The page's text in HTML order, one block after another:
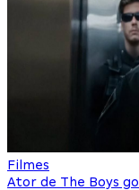
Filmes
Ator de The Boys